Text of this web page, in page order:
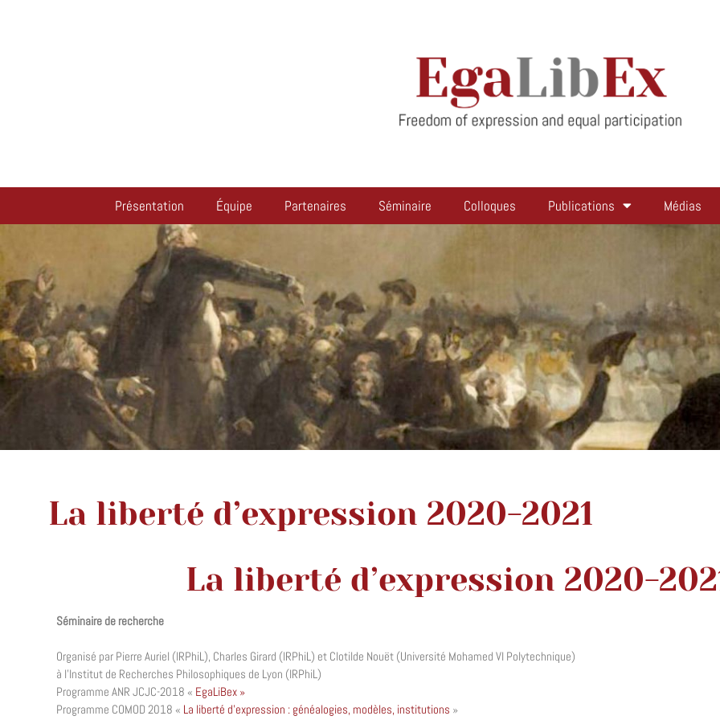
Présentation Équipe Partenaires Séminaire Colloques Publications Médias
La liberté d’expression 2020-2021
La liberté d’expression 2020-
Séminaire de recherche
Organisé par Pierre Auriel (IRPhiL), Charles Girard (IRPhiL) et Clotilde Nouët (Université Mohamed VI Polytechnique)
à l’Institut de Recherches Philosophiques de Lyon (IRPhiL)
Programme ANR JCJC-2018 « EgaLiBex »
Programme COMOD 2018 « La liberté d’expression : généalogies, modèles, institutions »